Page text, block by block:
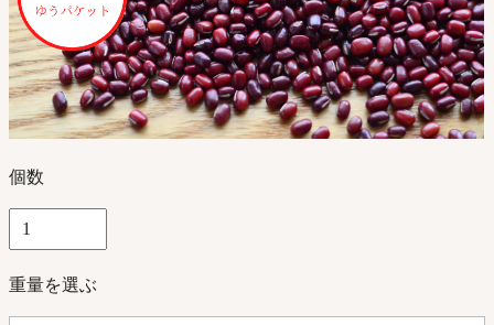
個数
重量を選ぶ